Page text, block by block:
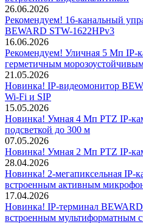
26.06.2026
Рекомендуем! 16-канальный
BEWARD STW-1622HPv3
16.06.2026
Рекомендуем! Уличная 5 Мп IP-
герметичным
21.05.2026
Новинка! IP-видеомонитор
Wi-Fi и SIP
15.05.2026
Новинка! Умная 4 Мп PTZ IP-
подсветкой до 300 м
07.05.2026
Новинка! Умная 2 Мп PTZ IP-
28.04.2026
Новинка! 2-мегапиксельная IP-
встроенным активным
17.04.2026
Новинка! IP-терминал
встроенным мультиформатным